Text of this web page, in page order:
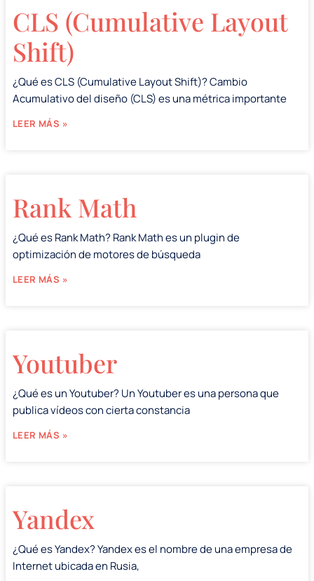
CLS (Cumulative Layout
Shift)
¿Qué es CLS (Cumulative Layout Shift)? Cambio
Acumulativo del diseño (CLS) es una métrica importante
LEER MÁS »
Rank Math
¿Qué es Rank Math? Rank Math es un plugin de
optimización de motores de búsqueda
LEER MÁS »
Youtuber
¿Qué es un Youtuber? Un Youtuber es una persona que
publica vídeos con cierta constancia
LEER MÁS »
Yandex
¿Qué es Yandex? Yandex es el nombre de una empresa de
Internet ubicada en Rusia,